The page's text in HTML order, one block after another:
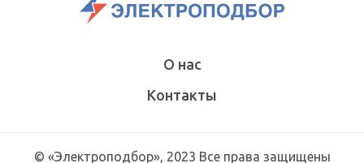
О нас
Контакты
© «Электроподбор», 2023 Все права защищены